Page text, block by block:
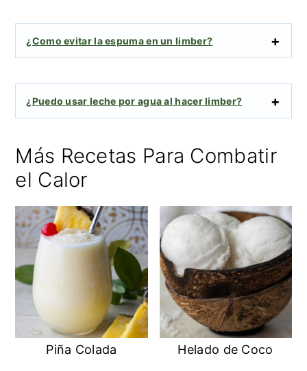
¿Como evitar la espuma en un limber?
¿Puedo usar leche por agua al hacer limber?
Más Recetas Para Combatir
el Calor
Piña Colada Helado de Coco